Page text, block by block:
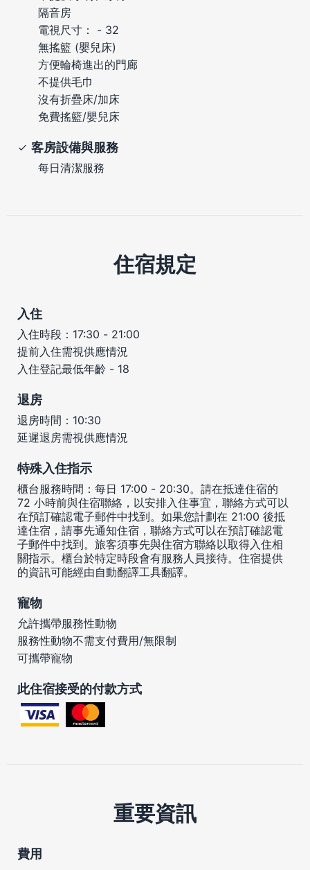
隔音房
電視尺寸： - 32
無搖籃 (嬰兒床)
方便輪椅進出的門廊
不提供毛巾
沒有折疊床/加床
免費搖籃/嬰兒床
客房設備與服務
每日清潔服務
住宿規定
入住
入住時段：17:30 - 21:00
提前入住需視供應情況
入住登記最低年齡 - 18
退房
退房時間：10:30
延遲退房需視供應情況
特殊入住指示
櫃台服務時間：每日 17:00 - 20:30。請在抵達住宿的
72 小時前與住宿聯絡，以安排入住事宜，聯絡方式可以
在預訂確認電子郵件中找到。如果您計劃在 21:00 後抵
達住宿，請事先通知住宿，聯絡方式可以在預訂確認電
子郵件中找到。旅客須事先與住宿方聯絡以取得入住相
關指示。櫃台於特定時段會有服務人員接待。住宿提供
的資訊可能經由自動翻譯工具翻譯。
寵物
允許攜帶服務性動物
服務性動物不需支付費用/無限制
可攜帶寵物
此住宿接受的付款方式
重要資訊
費用